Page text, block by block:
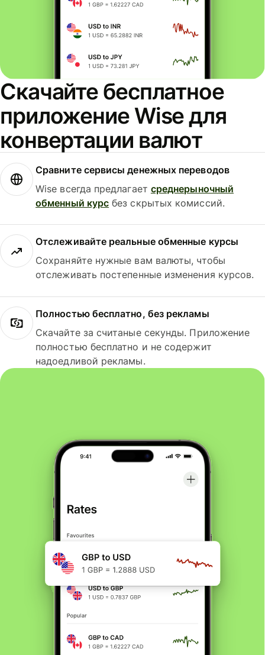
Скачайте бесплатное
приложение Wise для
конвертации валют
Сравните сервисы денежных переводов
Wise всегда предлагает среднерыночный
обменный курс без скрытых комиссий.
Отслеживайте реальные обменные курсы
Сохраняйте нужные вам валюты, чтобы
отслеживать постепенные изменения курсов.
Полностью бесплатно, без рекламы
Скачайте за считаные секунды. Приложение
полностью бесплатно и не содержит
надоедливой рекламы.